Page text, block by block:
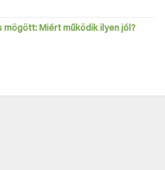
mögött: Miért működik ilyen jól?